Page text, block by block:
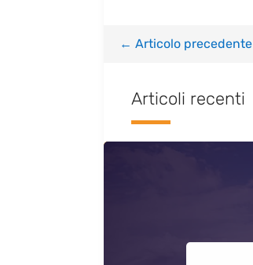
← Articolo precedente
Articoli recenti